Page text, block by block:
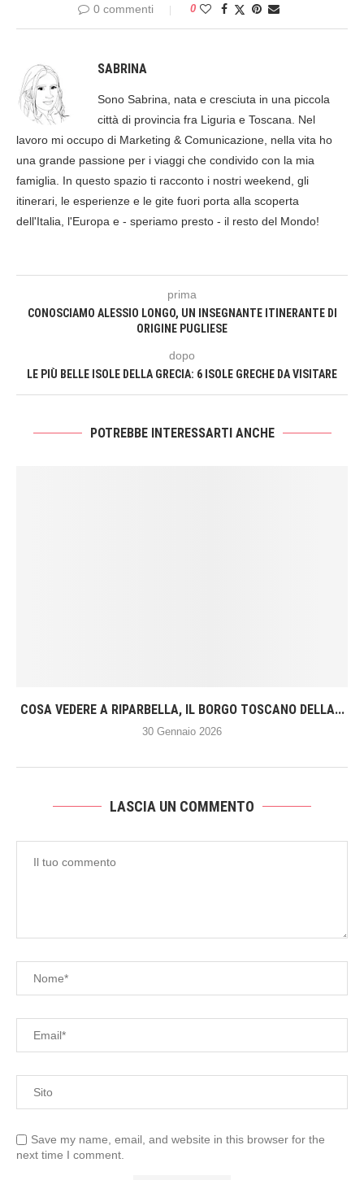
0 commenti 0
SABRINA
Sono Sabrina, nata e cresciuta in una piccola
città di provincia fra Liguria e Toscana. Nel
lavoro mi occupo di Marketing & Comunicazione, nella vita ho
una grande passione per i viaggi che condivido con la mia
famiglia. In questo spazio ti racconto i nostri weekend, gli
itinerari, le esperienze e le gite fuori porta alla scoperta
dell'Italia, l'Europa e - speriamo presto - il resto del Mondo!
prima
CONOSCIAMO ALESSIO LONGO, UN INSEGNANTE ITINERANTE DI
ORIGINE PUGLIESE
dopo
LE PIÙ BELLE ISOLE DELLA GRECIA: 6 ISOLE GRECHE DA VISITARE
POTREBBE INTERESSARTI ANCHE
COSA VEDERE A RIPARBELLA, IL BORGO TOSCANO DELLA...
30 Gennaio 2026
LASCIA UN COMMENTO
Save my name, email, and website in this browser for the
next time I comment.